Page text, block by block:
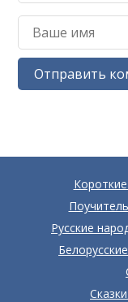
Короткие
Русские